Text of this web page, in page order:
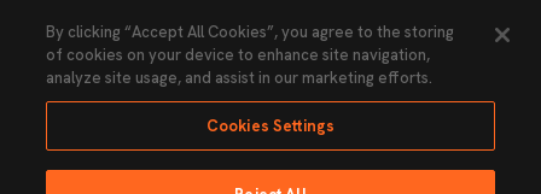
Ley Transparencia Política de Privacidad
Accesibilidad
By clicking “Accept All Cookies”, you agree to the storing
of cookies on your device to enhance site navigation,
analyze site usage, and assist in our marketing efforts.
Cookies Settings